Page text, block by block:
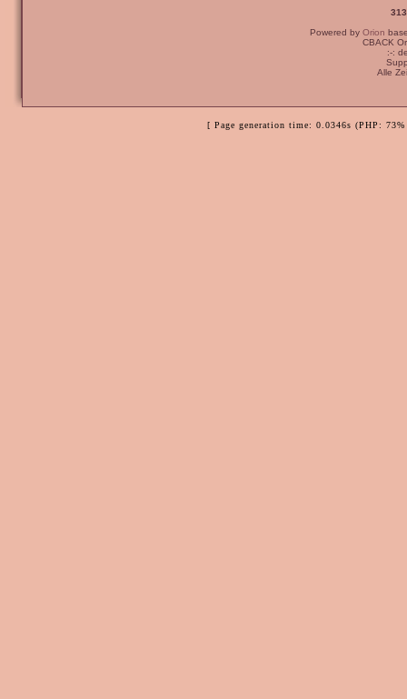
Powered by Orion
CBACK
:-:
Alle
[ Page generation time: 0.0346s (PHP: